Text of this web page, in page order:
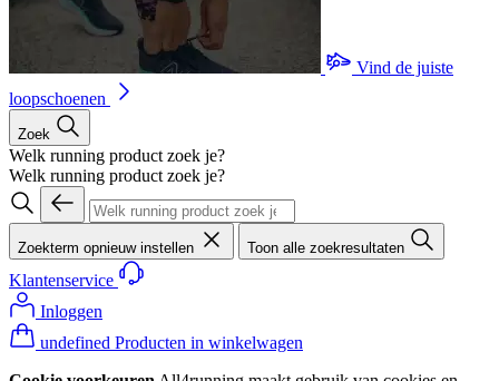
Vind de juiste
loopschoenen
Zoek
Welk running product zoek je?
Welk running product zoek je?
Zoekterm opnieuw instellen Toon alle zoekresultaten
Klantenservice
Inloggen
undefined Producten in winkelwagen